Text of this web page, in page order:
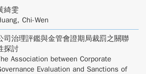
綺雯
Chi-Wen
司治理評鑑與金管會證期局裁罰之關聯
探討
Association between Corporate
Evaluation and Sanctions of